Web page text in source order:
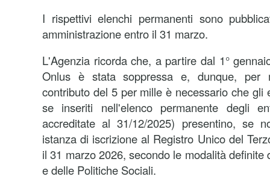
I rispettivi elenchi permanenti sono
amministrazione entro il 31 marzo.
L'Agenzia ricorda che, a partire dal 1°
Onlus è stata soppressa e, dunque, per
contributo del 5 per mille è necessario che gli
se inseriti nell'elenco permanente degli
accreditate al 31/12/2025) presentino, se
istanza di iscrizione al Registro Unico del
il 31 marzo 2026, secondo le modalità definite
e delle Politiche Sociali.